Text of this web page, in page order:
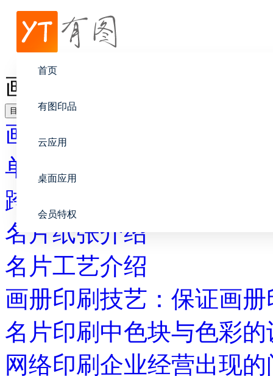
首页
有图印品
云应用
桌面应用
会员特权
帮助中心
画册设计
画册设计的布局
目录
画册设计
单页布局指南
跨页布局指南
名片纸张介绍
名片工艺介绍
画册印刷技艺：保证画
名片印刷中色块与色彩
网络印刷企业经营出现